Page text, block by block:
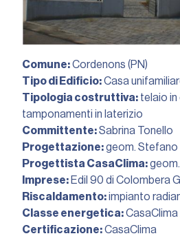
Comune:Cordenons (PN)
Tipo di Edificio:Casa
Tipologia costruttiva: telaio in
tamponamenti in laterizio
Committente:Sabrina Tonello
Progettazione:geom. Stefano
Progettista CasaClima:
Imprese: Edil 90 di Colombera
Riscaldamento:impianto
Classe energetica:CasaClima
Certificazione:CasaClima